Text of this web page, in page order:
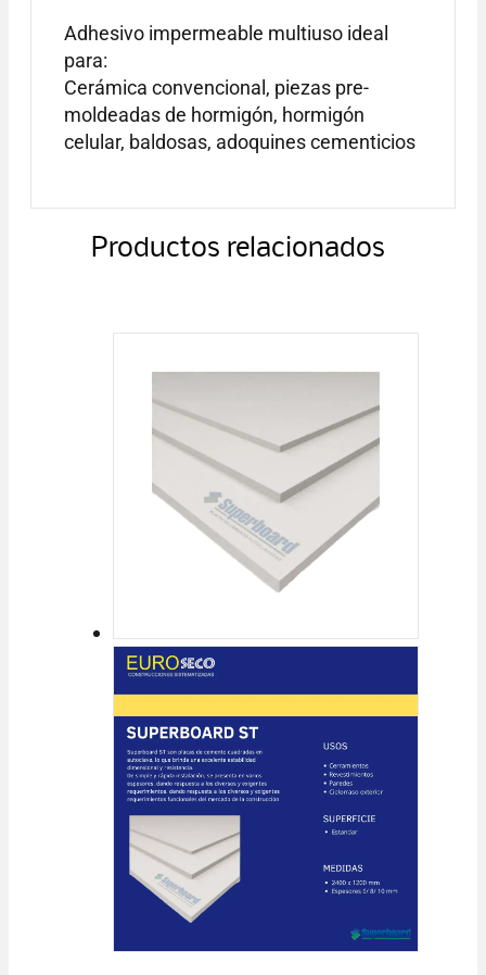
Adhesivo impermeable multiuso ideal
para:
Cerámica convencional, piezas pre-
moldeadas de hormigón, hormigón
celular, baldosas, adoquines cementicios
Productos relacionados